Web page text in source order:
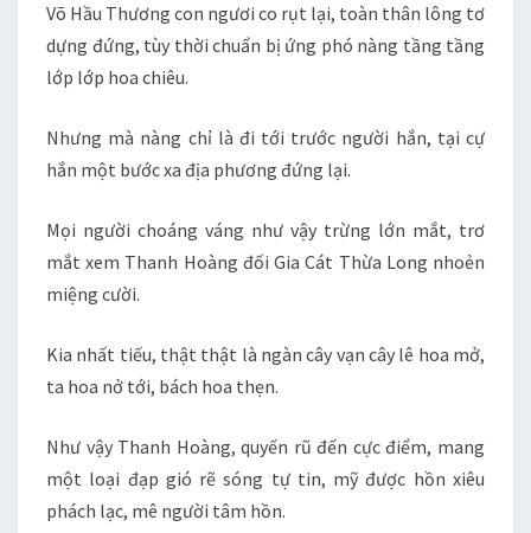
Võ Hầu Thương con ngươi co rụt lại, toàn thân lông tơ
dựng đứng, tùy thời chuẩn bị ứng phó nàng tầng tầng
lớp lớp hoa chiêu.
Nhưng mà nàng chỉ là đi tới trước người hắn, tại cự
hắn một bước xa địa phương đứng lại.
Mọi người choáng váng như vậy trừng lớn mắt, trơ
mắt xem Thanh Hoàng đối Gia Cát Thừa Long nhoẻn
miệng cười.
Kia nhất tiếu, thật thật là ngàn cây vạn cây lê hoa mở,
ta hoa nở tới, bách hoa thẹn.
Như vậy Thanh Hoàng, quyến rũ đến cực điểm, mang
một loại đạp gió rẽ sóng tự tin, mỹ được hồn xiêu
phách lạc, mê người tâm hồn.